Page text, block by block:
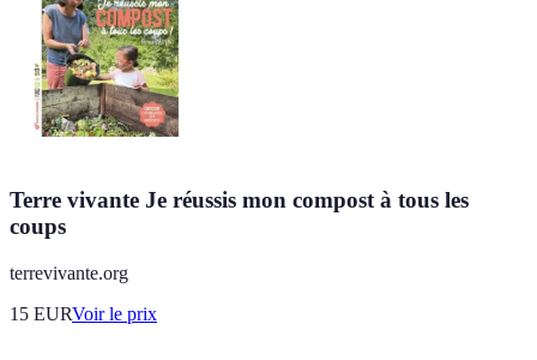
Terre vivante Je réussis mon compost à tous les
coups
terrevivante.org
15 EURVoir le prix